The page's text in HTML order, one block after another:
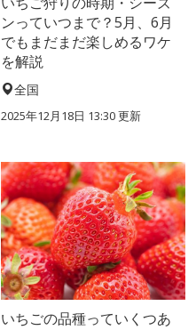
ンっていつまで？5月、6月
でもまだまだ楽しめるワケ
を解説
全国
2025年12月18日 13:30 更新
いちごの品種っていくつあ